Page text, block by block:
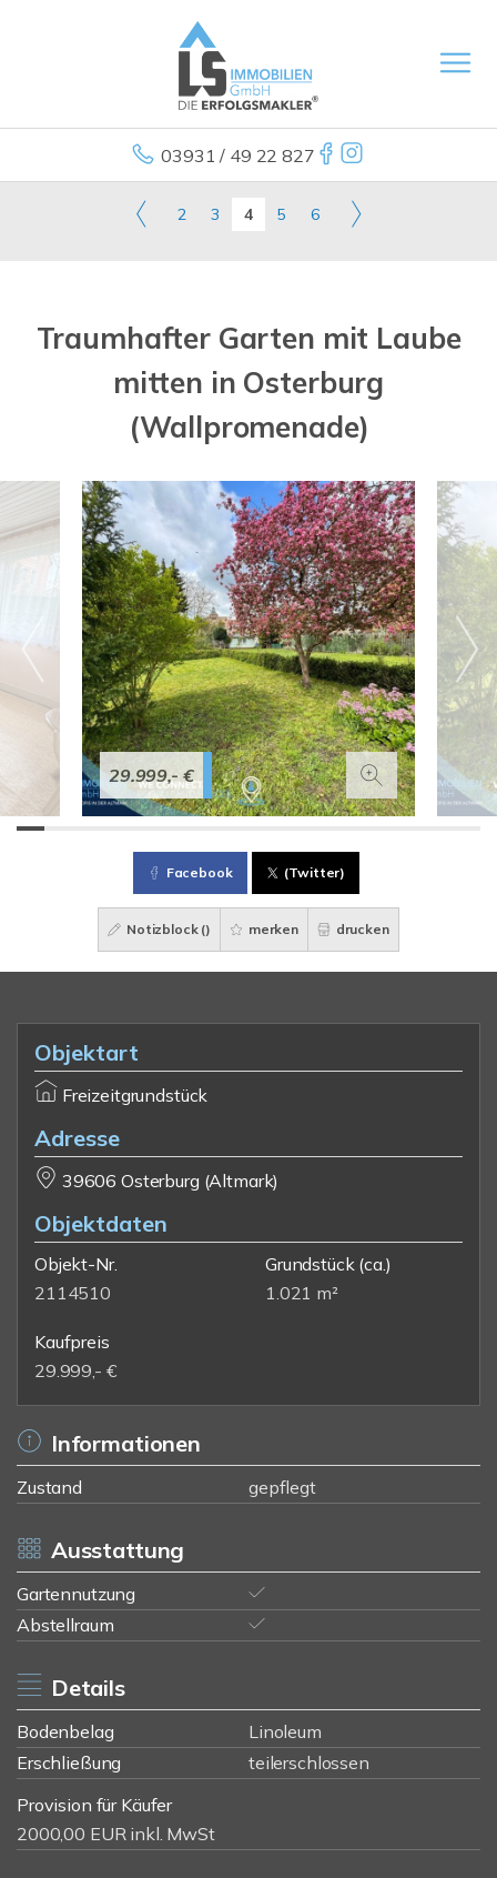
03931 / 49 22 827
2 3 4 5 6
Traumhafter Garten mit Laube
mitten in Osterburg
(Wallpromenade)
29.999,- €
Facebook (Twitter)
Notizblock () merken drucken
Objektart
Freizeitgrundstück
Adresse
39606 Osterburg (Altmark)
Objektdaten
Objekt-Nr.
2114510
Grundstück(ca.)
1.021 m²
Kaufpreis
29.999,- €
Informationen
Zustand gepflegt
Ausstattung
Gartennutzung
Abstellraum
Details
Bodenbelag
Linoleum
Erschließung
teilerschlossen
Provision für Käufer
2000,00 EUR inkl. MwSt